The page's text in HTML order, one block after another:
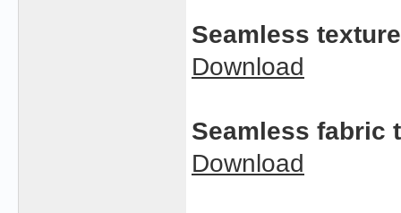
Seamless
Download
Seamless fabric
Download